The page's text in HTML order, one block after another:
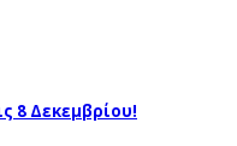
8 Δεκεμβρίου!